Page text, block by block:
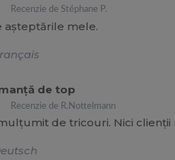
Recenzie de Stéphane P.
așteptările mele.
de top
Recenzie de R.Nottelmann
de tricouri. Nici clienții